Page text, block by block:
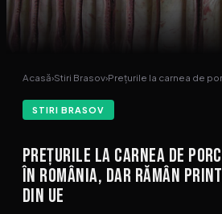
Acasă›Stiri Brasov›Prețurile la carnea de
STIRI BRASOV
Prețurile la carnea de
în România, dar rămân
din UE